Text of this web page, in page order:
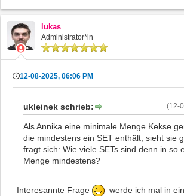
lukas
Administrator*in
12-08-2025, 06:06 PM
(12-
ukleinek schrieb:
Als Annika eine minimale Menge Kekse
die mindestens ein SET enthält, sieht sie
fragt sich: Wie viele SETs sind denn in so
Menge mindestens?
Interesannte Frage
werde ich mal in